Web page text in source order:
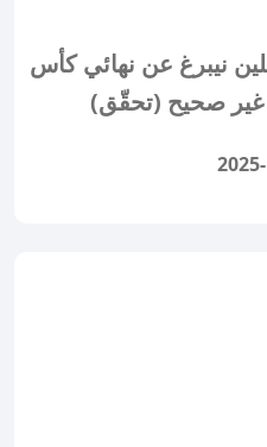
نيبرغ عن نهائي كأس
غير صحيح (تحقّق)